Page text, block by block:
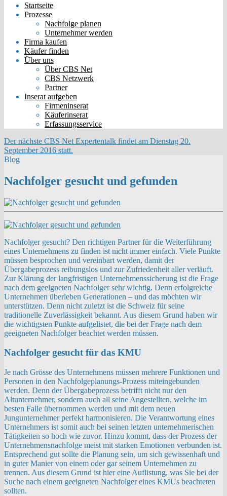
Startseite
Prozesse
Nachfolge planen
Unternehmer werden
Firma kaufen
Käufer finden
Über uns
Über CBS Net
CBS Netzwerk
Partner
Inserat aufgeben
Firmeninserat
Käuferinserat
Erfassungsservice
Der nächste CBS Net Expertentalk findet am Dienstag 20.
September 2016 statt.
Blog
Nachfolger gesucht und gefunden
Nachfolger gesucht? Den richtigen Partner für die Weiterführung
eines Unternehmens zu finden ist nicht immer einfach. Viele Punkte
müssen besprochen und vereinbart werden, damit der
Übergabeprozess reibungslos und zur Zufriedenheit aller verläuft.
Zur Klärung der langfristigen Unternehmenssicherung ist die Frage
nach dem geeigneten Nachfolger sehr wichtig. Denn erfolgreiche
Unternehmen überleben Generationen – und das möchten wir
unterstützen. Denn nicht zuletzt ist die Schweiz für seine
traditionelle Zuverlässigkeit bekannt. Aus diesem Grund haben wir
die wichtigsten Punkte aufgelistet, die bei der Frage nach dem
geeigneten Nachfolger beachtet werden müssen.
Nachfolger gesucht für das KMU
Je nach Grösse des Unternehmens müssen mehrere Funktionen und
Personen in den Nachfolgeplanungs-Prozess miteingebunden
werden. Denn der Übergabeprozess betrifft nicht nur den
Altunternehmer, sondern auch all seine Angestellten, welche im
besten Falle übernommen werden und mit dem neuen
Jungunternehmer perfekt harmonisieren. Die Verantwortung eines
Unternehmers ist somit auch bei seinen letzten unternehmerischen
Tätigkeiten so hoch wie zuvor. Hinzu kommt, dass der Prozess der
Unternehmensnachfolge meist mit starken Emotionen verbunden ist.
Entsprechend gut sollte die Planung sein, um sich gewissenhaft und
in guter Manier von einem oder gar seinem Unternehmen zu
trennen. Aus diesem Grund ist hier eine Auflistung, was Sie bei der
Suche nach einem geeigneten Nachfolger eines KMUs beachteten
sollten.